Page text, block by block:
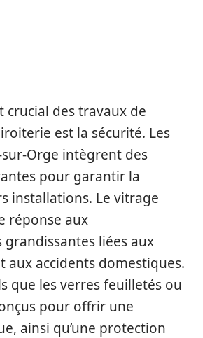
crucial des travaux de
est la sécurité. Les
Orge intègrent des
pour garantir la
installations. Le vitrage
réponse aux
liées aux
aux accidents domestiques.
que les verres feuilletés ou
pour offrir une
ainsi qu’une protection